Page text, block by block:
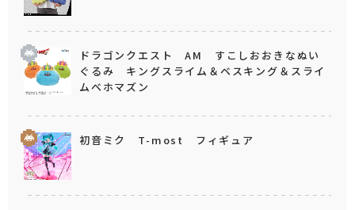
ドラゴンクエスト AM すこしおおきなぬい
ぐるみ キングスライム＆ベスキング＆スライ
ムベホマズン
初音ミク T-most フィギュア